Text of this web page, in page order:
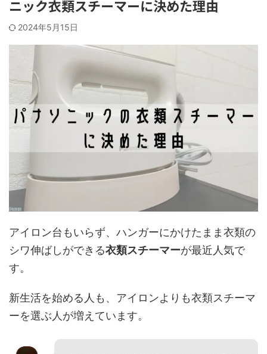
ニック衣類スチーマーに決めた理由
2024年5月15日
アイロン台もいらず、ハンガーにかけたまま衣類の
シワ伸ばしができる衣類スチーマーが最近人気で
す。
新生活を始める人も、アイロンよりも衣類スチーマ
ーを選ぶ人が増えています。